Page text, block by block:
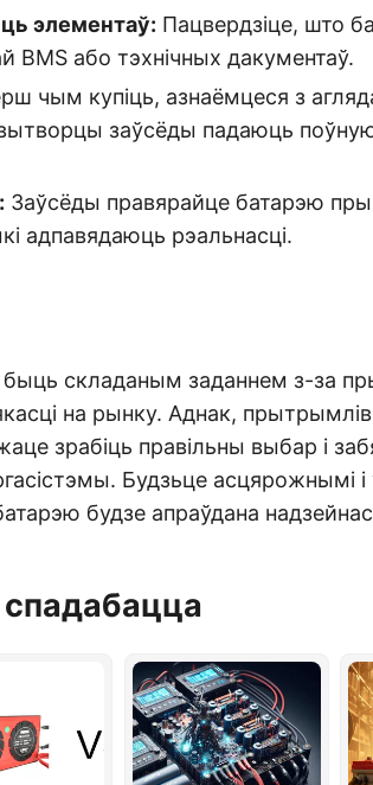
элементаў: Пацвердзіце, што
BMS або тэхнічных дакументаў.
чым купіць, азнаёмцеся з
заўсёды падаюць
Заўсёды правярайце батарэю
адпавядаюць рэальнасці.
складаным заданнем з-за
на рынку. Аднак,
зрабіць правільны выбар і
Будзьце асцярожнымі і
будзе апраўдана